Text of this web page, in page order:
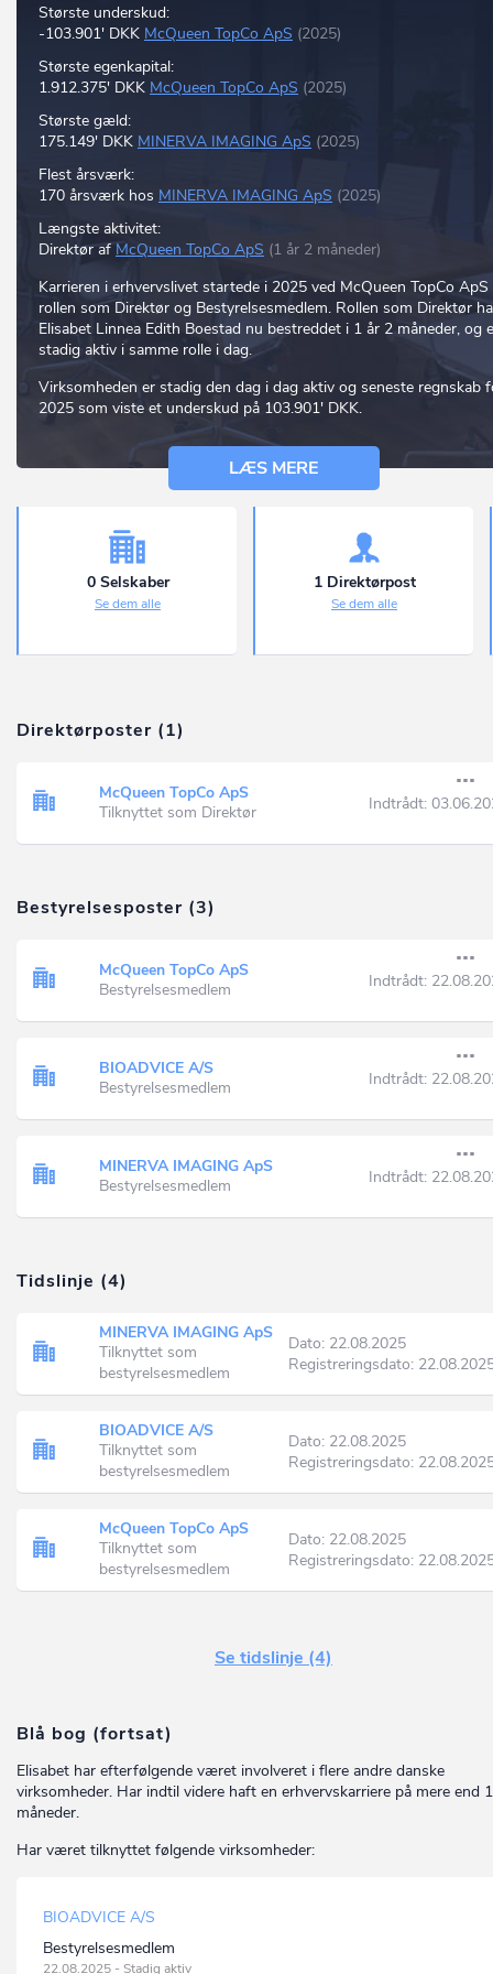
Største underskud:
-103.901' DKK McQueen TopCo ApS (2025)
Største egenkapital:
1.912.375' DKK McQueen TopCo ApS (2025)
Største gæld:
175.149' DKK MINERVA IMAGING ApS (2025)
Flest årsværk:
170 årsværk hos MINERVA IMAGING ApS (2025)
Længste aktivitet:
Direktør afMcQueen TopCo ApS (1 år 2 måneder)
Karrieren i erhvervslivet startede i 2025 ved McQueen TopCo ApS
rollen som Direktør og Bestyrelsesmedlem. Rollen som Direktør
Elisabet Linnea Edith Boestad nu bestreddet i 1 år 2 måneder, og
stadig aktiv i samme rolle i dag.
Virksomheden er stadig den dag i dag aktiv og seneste regnskab
2025 som viste et underskud på 103.901' DKK.
LÆS MERE
0 Selskaber
Se dem alle
1 Direktørpost
Se dem alle
Direktørposter (1)
McQueen TopCo ApS
Tilknyttet som Direktør
Indtrådt:
Bestyrelsesposter (3)
McQueen TopCo ApS
Bestyrelsesmedlem
Indtrådt:
BIOADVICE A/S
Bestyrelsesmedlem
Indtrådt:
MINERVA IMAGING ApS
Bestyrelsesmedlem
Indtrådt:
Tidslinje (4)
MINERVA IMAGING ApS
Tilknyttet som
bestyrelsesmedlem
Dato: 22.08.2025
Registreringsdato:
BIOADVICE A/S
Tilknyttet som
bestyrelsesmedlem
Dato: 22.08.2025
Registreringsdato:
McQueen TopCo ApS
Tilknyttet som
bestyrelsesmedlem
Dato: 22.08.2025
Registreringsdato:
Se tidslinje (4)
Blå bog (fortsat)
Elisabet har efterfølgende været involveret i flere andre danske
virksomheder. Har indtil videre haft en erhvervskarriere på mere end
måneder.
Har været tilknyttet følgende virksomheder:
BIOADVICE A/S
Bestyrelsesmedlem
22.08.2025 - Stadig aktiv